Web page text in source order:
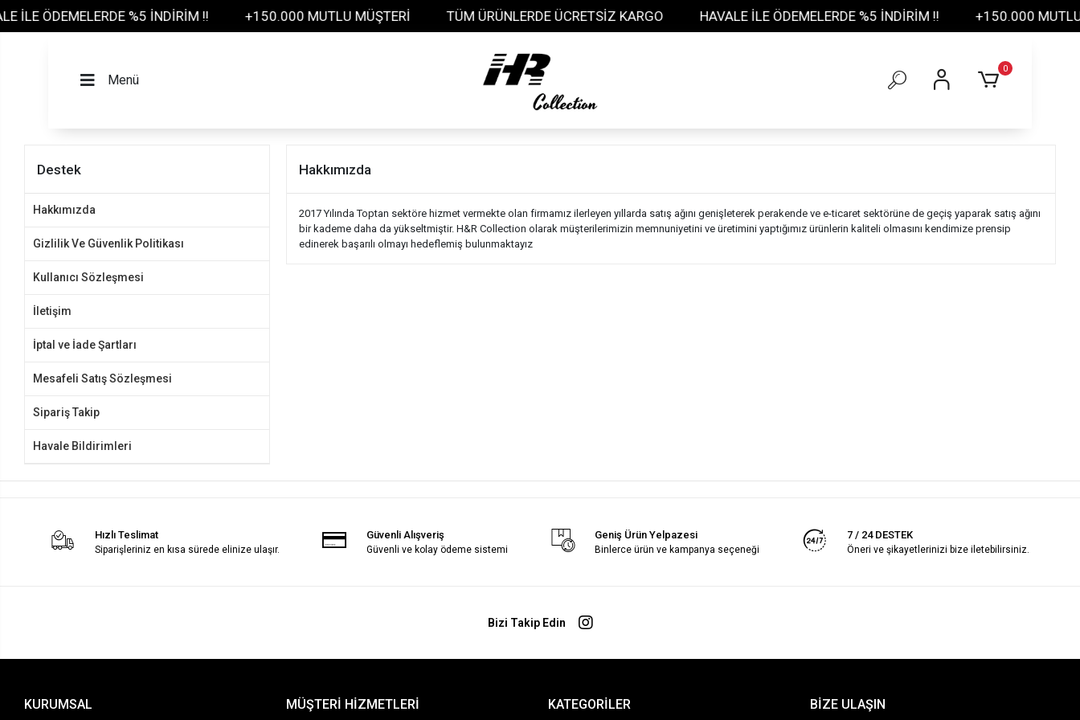
İLE ÖDEMELERDE %5 İNDİRİM !! +150.000 MUTLU MÜŞTERİ TÜM ÜRÜNLERDE ÜCRETSİZ KARGO HAVALE İLE ÖDEMELERDE %5 İNDİRİM !! +150.000 MUTLU
Menü
0
Destek
Hakkımızda
Gizlilik Ve Güvenlik Politikası
Kullanıcı Sözleşmesi
İletişim
İptal ve İade Şartları
Mesafeli Satış Sözleşmesi
Sipariş Takip
Havale Bildirimleri
Hakkımızda
2017 Yılında Toptan sektöre hizmet vermekte olan firmamız ilerleyen yıllarda satış ağını genişleterek perakende ve e-ticaret sektörüne de geçiş yaparak satış ağını
bir kademe daha da yükseltmiştir. H&R Collection olarak müşterilerimizin memnuniyetini ve üretimini yaptığımız ürünlerin kaliteli olmasını kendimize prensip
edinerek başarılı olmayı hedeflemiş bulunmaktayız
Hızlı Teslimat
Siparişleriniz en kısa sürede elinize ulaşır.
Güvenli Alışveriş
Güvenli ve kolay ödeme sistemi
Geniş Ürün Yelpazesi
Binlerce ürün ve kampanya seçeneği
7 / 24 DESTEK
Öneri ve şikayetlerinizi bize iletebilirsiniz.
Bizi Takip Edin
KURUMSAL MÜŞTERİ HİZMETLERİ KATEGORİLER BİZE ULAŞIN